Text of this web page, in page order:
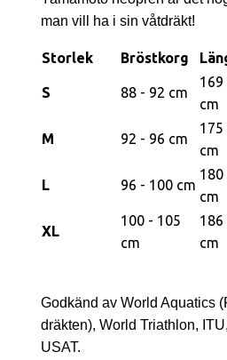
man vill ha i sin våtdräkt!
Storlek Bröstkorg
S 88 - 92 cm
169
cm
M 92 - 96 cm
175
cm
L 96 - 100 cm
180
cm
XL
100 - 105
cm
186
cm
Godkänd av World Aquatics
dräkten), World Triathlon,
USAT.